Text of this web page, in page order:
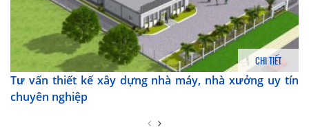
CHI TIẾT
Tư vấn thiết kế xây dựng nhà máy, nhà xưởng uy tín
chuyên nghiệp